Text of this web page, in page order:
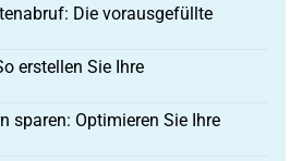
Die vorausgefüllte
erstellen Sie Ihre
sparen: Optimieren Sie Ihre